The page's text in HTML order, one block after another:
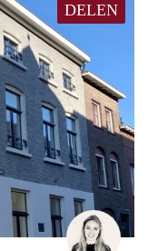
DELEN
Fleur